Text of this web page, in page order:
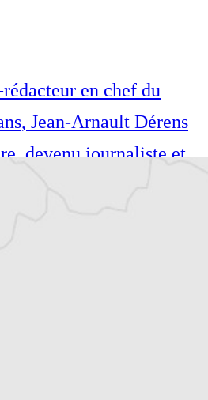
en chef du
Jean-Arnault Dérens
devenu journaliste et